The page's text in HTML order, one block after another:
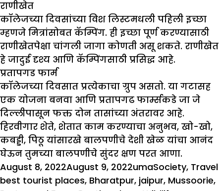
राणीखेत
कॉलेजच्या दिवसांच्या विश लिस्टमधली पहिली इच्छा
म्हणजे मित्रांसोबत कॅम्पिंग. ही इच्छा पूर्ण करण्यासाठी
राणीखेतपेक्षा चांगली जागा कोणती असू शकते. राणीखेत
हे जादुई दृश्य आणि कॅम्पिंगसाठी प्रसिद्ध आहे.
प्रतापगड फार्म
कॉलेजच्या दिवसात प्रत्येकाचा ग्रुप असतो. या गटासह
एक योजना बनवा आणि प्रतापगढ फार्म्सकडे जा जे
दिल्लीपासून फक्त दोन तासांच्या अंतरावर आहे.
हिरवीगार शेते, शेतात काम करण्याचा अनुभव, खो-खो,
कबड्डी, पिठू यांसारखे बालपणीचे देशी खेळ यांचा आनंद
घेऊन तुमच्या बालपणीचे सुंदर क्षण परत आणा.
Posted
on
August 8, 2022August 9, 2022Author
umaCategories
Society, Travel
best tourist places, Bharatpur, jaipur, Mussoorie,